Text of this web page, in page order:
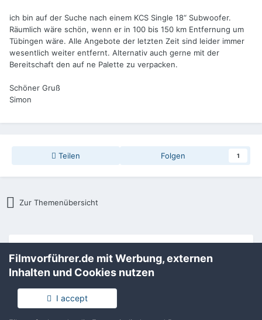
ich bin auf der Suche nach einem KCS Single 18“ Subwoofer.
Räumlich wäre schön, wenn er in 100 bis 150 km Entfernung um
Tübingen wäre. Alle Angebote der letzten Zeit sind leider immer
wesentlich weiter entfernt. Alternativ auch gerne mit der
Bereitschaft den auf ne Palette zu verpacken.
Schöner Gruß
Simon
Teilen Folgen 1
Zur Themenübersicht
Sprache
Impressum / Datenschutzerklärung
Nutzungsbedingungen
Realisierung: IN-Solution
Filmvorführer.de mit Werbung, externen
Inhalten und Cookies nutzen
I accept